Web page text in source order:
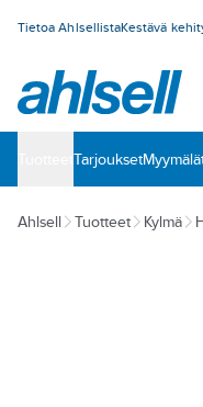
Tietoa AhlsellistaKestävä
‎Tarjoukset
Ahlsell Tuotteet Kylmä